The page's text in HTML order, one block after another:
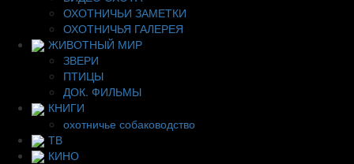
ОХОТНИЧЬИ ЗАМЕТКИ
ОХОТНИЧЬЯ ГАЛЕРЕЯ
ЖИВОТНЫЙ МИР
ЗВЕРИ
ПТИЦЫ
ДОК. ФИЛЬМЫ
КНИГИ
охотничье собаководство
ТВ
КИНО